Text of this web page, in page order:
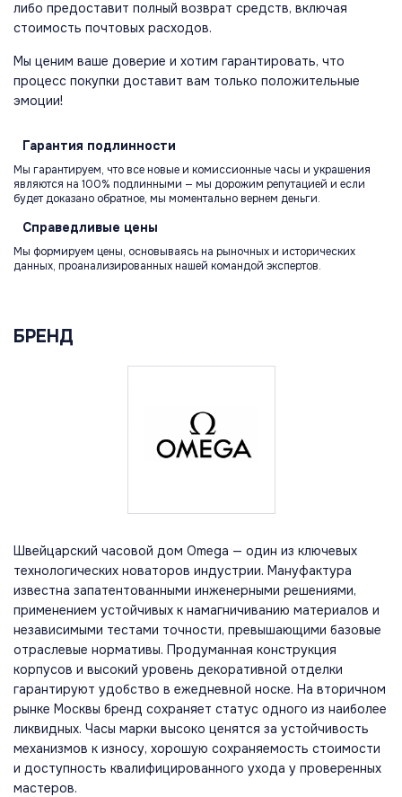
либо предоставит полный возврат средств, включая
стоимость почтовых расходов.
Мы ценим ваше доверие и хотим гарантировать, что
процесс покупки доставит вам только положительные
эмоции!
Гарантия подлинности
Мы гарантируем, что все новые и комиссионные часы и украшения
являются на 100% подлинными — мы дорожим репутацией и если
будет доказано обратное, мы моментально вернем деньги.
Справедливые цены
Мы формируем цены, основываясь на рыночных и исторических
данных, проанализированных нашей командой экспертов.
БРЕНД
Швейцарский часовой дом Omega — один из ключевых
технологических новаторов индустрии. Мануфактура
известна запатентованными инженерными решениями,
применением устойчивых к намагничиванию материалов и
независимыми тестами точности, превышающими базовые
отраслевые нормативы. Продуманная конструкция
корпусов и высокий уровень декоративной отделки
гарантируют удобство в ежедневной носке. На вторичном
рынке Москвы бренд сохраняет статус одного из наиболее
ликвидных. Часы марки высоко ценятся за устойчивость
механизмов к износу, хорошую сохраняемость стоимости
и доступность квалифицированного ухода у проверенных
мастеров.